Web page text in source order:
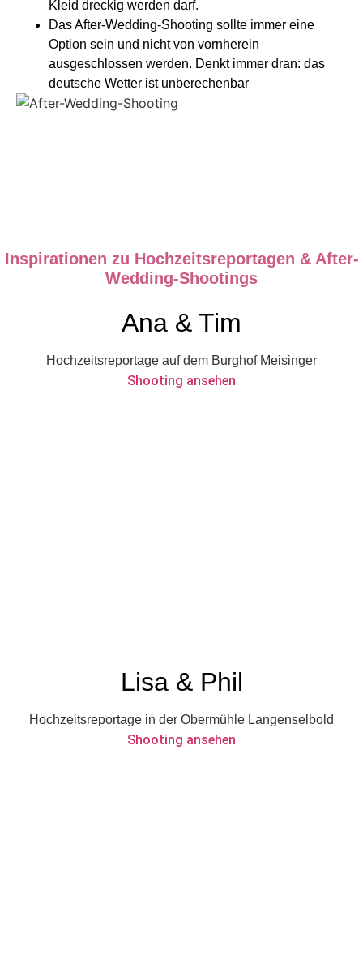
Kleid dreckig werden darf.
Das After-Wedding-Shooting sollte immer eine
Option sein und nicht von vornherein
ausgeschlossen werden. Denkt immer dran: das
deutsche Wetter ist unberechenbar
Inspirationen zu Hochzeitsreportagen & After-
Wedding-Shootings
Ana & Tim
Hochzeitsreportage auf dem Burghof Meisinger
Shooting ansehen
Lisa & Phil
Hochzeitsreportage in der Obermühle Langenselbold
Shooting ansehen